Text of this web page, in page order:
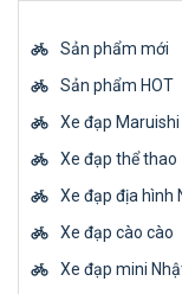
Sản phẩm mới
Sản phẩm HOT
Xe đạp
Xe đạp thể thao
Xe đạp địa hình
Xe đạp cào cào
Xe đạp mini